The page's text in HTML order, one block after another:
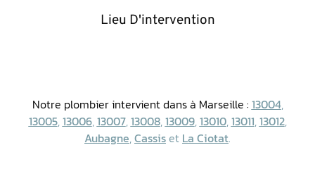
Lieu D'intervention
Notre plombier intervient dans à Marseille : 13004,
13005,13006,13007,13008,13009,13010,13011,13012,
Aubagne,Cassis et La Ciotat.